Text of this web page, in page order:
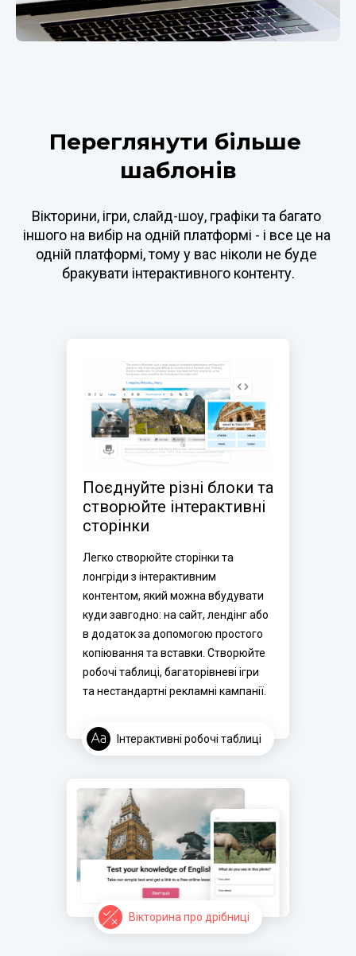
Переглянути більше
шаблонів
Вікторини, ігри, слайд-шоу, графіки та багато
іншого на вибір на одній платформі - і все це на
одній платформі, тому у вас ніколи не буде
бракувати інтерактивного контенту.
Поєднуйте різні блоки та
створюйте інтерактивні
сторінки
Легко створюйте сторінки та
лонгріди з інтерактивним
контентом, який можна вбудувати
куди завгодно: на сайт, лендінг або
в додаток за допомогою простого
копіювання та вставки. Створюйте
робочі таблиці, багаторівневі ігри
та нестандартні рекламні кампанії.
Інтерактивні робочі таблиці
Вікторина про дрібниці